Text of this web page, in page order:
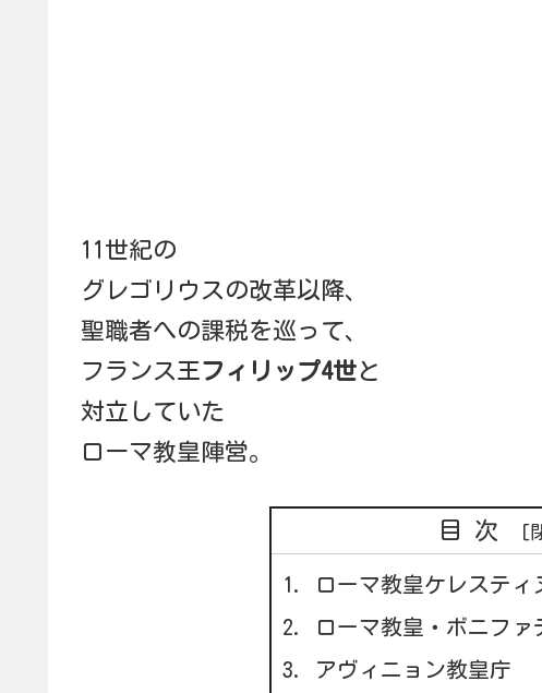
11世紀の
グレゴリウスの改革以降、
聖職者への課税を巡って、
フランス王フィリップ4世と
対立していた
ローマ教皇陣営。
目次
ローマ教皇ケレスティ
ローマ教皇・ボニファ
アヴィニョン教皇庁